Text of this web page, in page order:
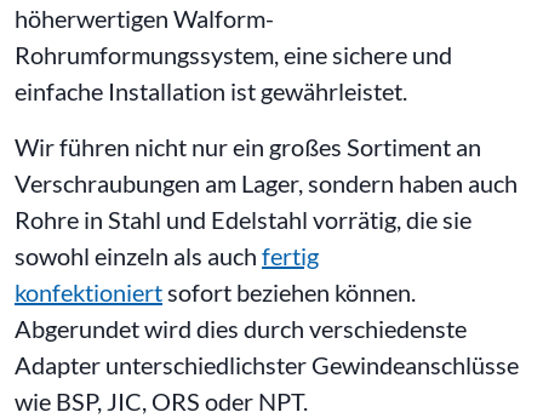
höherwertigen Walform-
Rohrumformungssystem, eine sichere und
einfache Installation ist gewährleistet.
Wir führen nicht nur ein großes Sortiment an
Verschraubungen am Lager, sondern haben auch
Rohre in Stahl und Edelstahl vorrätig, die sie
sowohl einzeln als auch fertig
konfektioniertsofort beziehen können.
Abgerundet wird dies durch verschiedenste
Adapter unterschiedlichster Gewindeanschlüsse
wie BSP, JIC, ORS oder NPT.